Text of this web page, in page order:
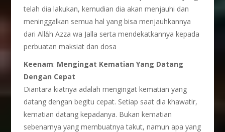
telah dia lakukan, kemudian dia akan menjauhi dan
meninggalkan semua hal yang bisa menjauhkannya
dari Allȃh Azza wa Jalla serta mendekatkannya kepada
perbuatan maksiat dan dosa
Keenam: Mengingat Kematian Yang Datang
Dengan Cepat
Diantara kiatnya adalah mengingat kematian yang
datang dengan begitu cepat. Setiap saat dia khawatir,
kematian datang kepadanya. Bukan kematian
sebenarnya yang membuatnya takut, namun apa yang